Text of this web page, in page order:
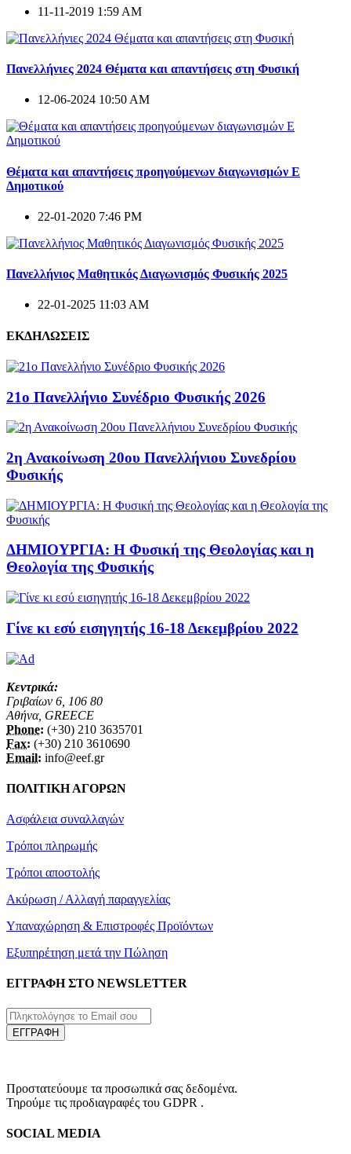
11-11-2019 1:59 AM
Πανελλήνιες 2024 Θέματα και απαντήσεις στη Φυσική
12-06-2024 10:50 AM
Θέματα και απαντήσεις προηγούμενων διαγωνισμών E
Δημοτικού
22-01-2020 7:46 PM
Πανελλήνιος Μαθητικός Διαγωνισμός Φυσικής 2025
22-01-2025 11:03 AM
ΕΚΔΗΛΩΣΕΙΣ
21ο Πανελλήνιο Συνέδριο Φυσικής 2026
2η Ανακοίνωση 20ου Πανελλήνιου Συνεδρίου
Φυσικής
ΔΗΜΙΟΥΡΓΙΑ: Η Φυσική της Θεολογίας και η
Θεολογία της Φυσικής
Γίνε κι εσύ εισηγητής 16-18 Δεκεμβρίου 2022
Κεντρικά:
Γριβαίων 6, 106 80
Αθήνα, GREECE
Phone: (+30) 210 3635701
Fax: (+30) 210 3610690
Email: info@eef.gr
ΠΟΛΙΤΙΚΗ ΑΓΟΡΩΝ
Ασφάλεια συναλλαγών
Τρόποι πληρωμής
Τρόποι αποστολής
Ακύρωση / Αλλαγή παραγγελίας
Υπαναχώρηση & Επιστροφές Προϊόντων
Εξυπηρέτηση μετά την Πώληση
ΕΓΓΡΑΦΗ ΣΤΟ NEWSLETTER
ΕΓΓΡΑΦΗ
Προστατεύουμε τα προσωπικά σας δεδομένα.
Τηρούμε τις προδιαγραφές του GDPR .
SOCIAL MEDIA